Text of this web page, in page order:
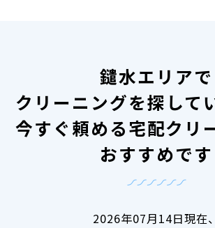
鑓水エリアで
クリーニングを探して
今すぐ頼める宅配クリ
おすすめです
2026年07月14日現在、